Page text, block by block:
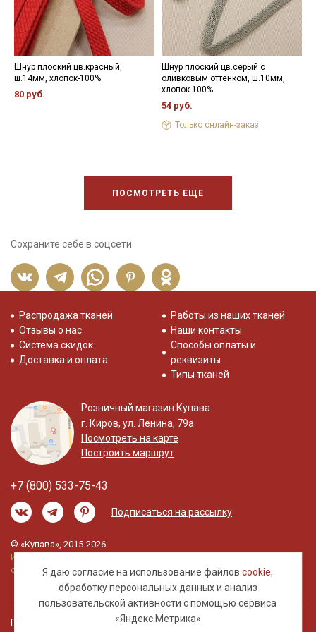
Шнур плоский цв.красный,
ш.14мм, хлопок-100%
80 руб.
Шнур плоский цв.серый с
оливковым оттенком, ш.10мм,
хлопок-100%
54 руб.
Только онлайн-заказ
ПОСМОТРЕТЬ ЕЩЕ
Сохраните себе в соцсети
Я даю согласие на использование файловcookie,
обработкуперсональных данныхи анализ
пользовательской активности с помощью сервиса
«Яндекс.Метрика»
Распродажа тканей
Отзывы о нас
Система скидок
Доставка и оплата
Работы из наших тканей
Наши контакты
Способы оплаты и
реквизиты
Типы тканей
Розничный магазин Купава
г. Киров, ул. Ленина, 79а
Посмотреть на карте
Построить маршрут
+7 (800) 533-75-43
Подписаться на рассылку
© «Купава», 2015-2026
Информация на сайте не является публичной
офертой.
Правовая информация